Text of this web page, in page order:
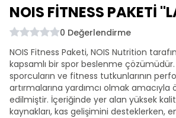
NOIS FİTNESS PAKETİ
0 Değerlendirme
NOIS Fitness Paketi, NOIS Nutrition
kapsamlı bir spor beslenme
sporcuların ve fitness tutkunlarının
artırmalarına yardımcı olmak
edilmiştir. İçeriğinde yer alan yüksek
kaynakları, kas gelişimini desteklerken,